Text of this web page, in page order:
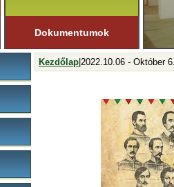
Dokumentumok
Kezdőlap |2022.10.06 - Október